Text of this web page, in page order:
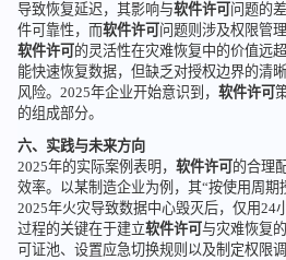
导致恢复延迟，其影响与软件许可 问题的
件可靠性，而软件许可 问题则涉及权限管
软件许可 的灵活性在灾难恢复中的价值远
能快速恢复数据，但缺乏对授权边界的清
风险。2025年企业开始意识到， 软件许可
的组成部分。
六、实践与未来方向
2025年的实际案例表明， 软件许可的合理
效率。以某制造企业为例，其“按使用周期
2025年火灾导致数据中心毁灭后，仅用24
过程的关键在于建立软件许可与灾难恢复
可证池、设置应急切换规则以及制定权限